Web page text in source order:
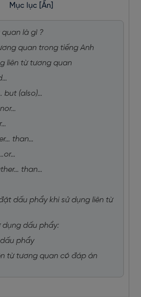
Mục lục [Ẩn]
quan là gì ?
quan trong tiếng Anh
liên từ tương quan
but (also)…
than…
than…
dấu phẩy khi sử dụng liên từ
dụng dấu phẩy:
phẩy
từ tương quan có đáp án